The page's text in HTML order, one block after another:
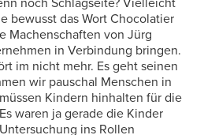
bewusst das Wort Chocolatier
Machenschaften von Jürg
in Verbindung bringen.
im nicht mehr. Es geht seinen
wir pauschal Menschen in
Kindern hinhalten für die
waren ja gerade die Kinder
ins Rollen